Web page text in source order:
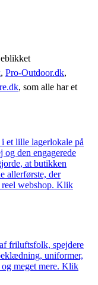
, Pro-Outdoor.dk,
, som alle har et
et lille lagerlokale på
og den engagerede
at butikken
allerførste, der
reel webshop. Klik
friluftsfolk, spejdere
uniformer,
meget mere. Klik